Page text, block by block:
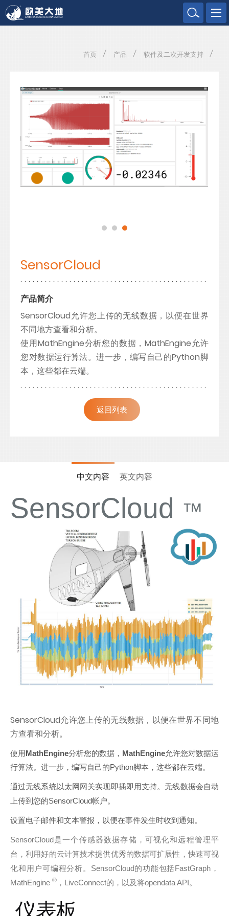
欧美大地
首页 产品 软件及二次开发支持
SensorCloud
产品简介
SensorCloud允许您上传的无线数据，以便在世界
不同地方查看和分析。
使用MathEngine分析您的数据，MathEngine允许
您对数据运行算法。进一步，编写自己的Python脚
本，这些都在云端。
返回列表
中文内容 英文内容
SensorCloud ™
SensorCloud允许您上传的无线数据，以便在世界不同地
方查看和分析。
使用MathEngine分析您的数据， MathEngine允许您对数据运
行算法。进一步，编写自己的Python脚本，这些都在云端。
通过无线系统以太网网关实现即插即用支持。无线数据会自动
上传到您的SensorCloud帐户。
设置电子邮件和文本警报，以便在事件发生时收到通知。
SensorCloud是一个传感器数据存储，可视化和远程管理平
台，利用好的云计算技术提供优秀的数据可扩展性，快速可视
化和用户可编程分析。 SensorCloud的功能包括FastGraph ，
MathEngine ® ， LiveConnect的，以及将opendata API。
仪表板